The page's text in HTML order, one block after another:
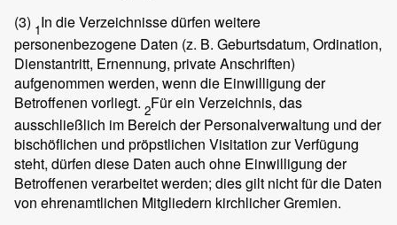
(3) 1In die Verzeichnisse dürfen weitere
personenbezogene Daten (z. B. Geburtsdatum, Ordination,
Dienstantritt, Ernennung, private Anschriften)
aufgenommen werden, wenn die Einwilligung der
Betroffenen vorliegt. 2Für ein Verzeichnis, das
ausschließlich im Bereich der Personalverwaltung und der
bischöflichen und pröpstlichen Visitation zur Verfügung
steht, dürfen diese Daten auch ohne Einwilligung der
Betroffenen verarbeitet werden; dies gilt nicht für die Daten
von ehrenamtlichen Mitgliedern kirchlicher Gremien.